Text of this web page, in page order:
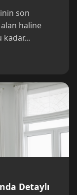
son
haline
Detaylı